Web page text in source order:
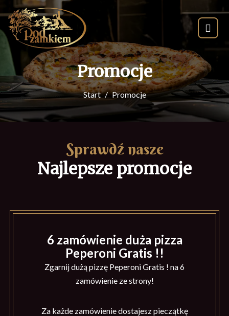
Promocje
Start Promocje
Sprawdź nasze
Najlepsze promocje
6 zamówienie duża pizza
Peperoni Gratis !!
Zgarnij dużą pizzę Peperoni Gratis ! na 6
zamówienie ze strony!
Za każde zamówienie dostajesz pieczątkę